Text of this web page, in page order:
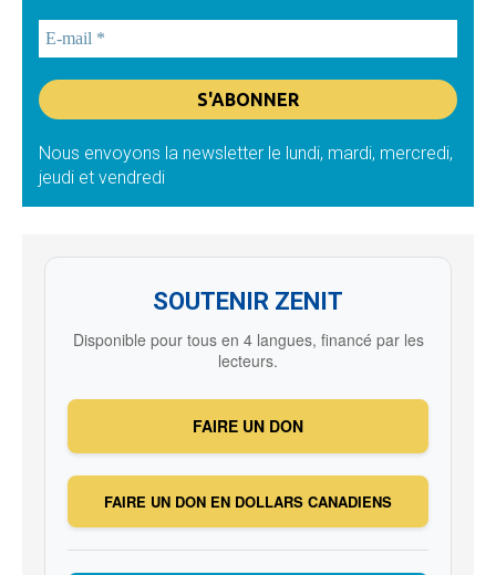
Nous envoyons la newsletter le lundi, mardi, mercredi,
jeudi et vendredi
SOUTENIR ZENIT
Disponible pour tous en 4 langues, financé par les
lecteurs.
FAIRE UN DON
FAIRE UN DON EN DOLLARS CANADIENS